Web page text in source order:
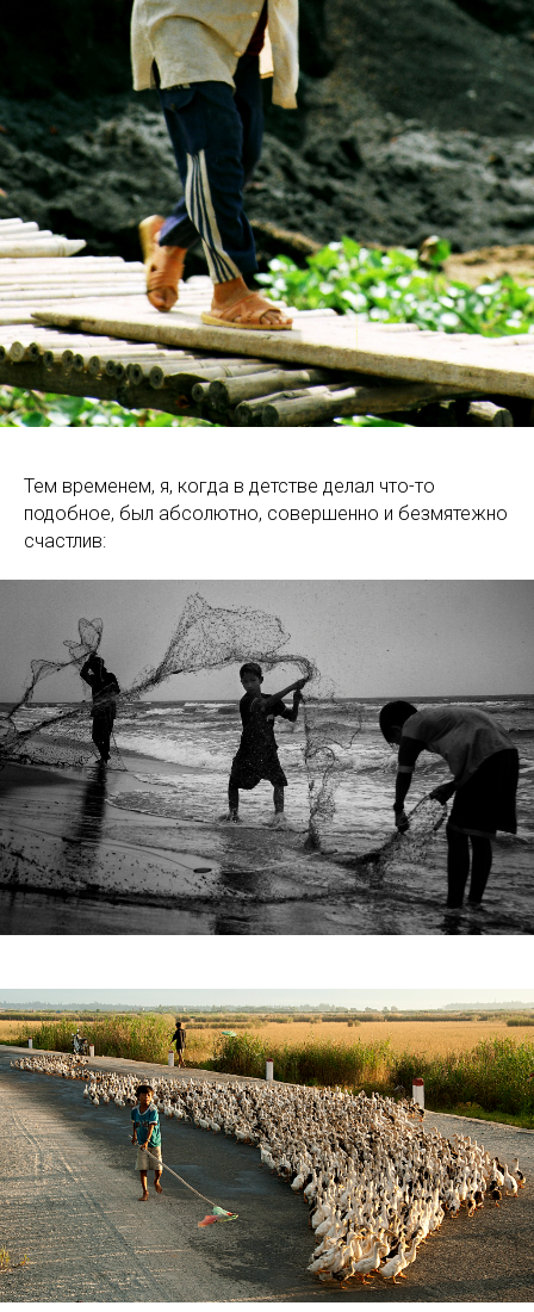
Тем временем, я, когда в детстве делал что-то
подобное, был абсолютно, совершенно и безмятежно
счастлив: